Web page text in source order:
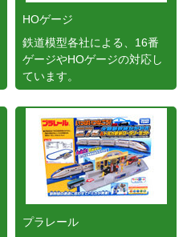
HOゲージ
鉄道模型各社による、16番
ゲージやHOゲージの対応し
ています。
プラレール